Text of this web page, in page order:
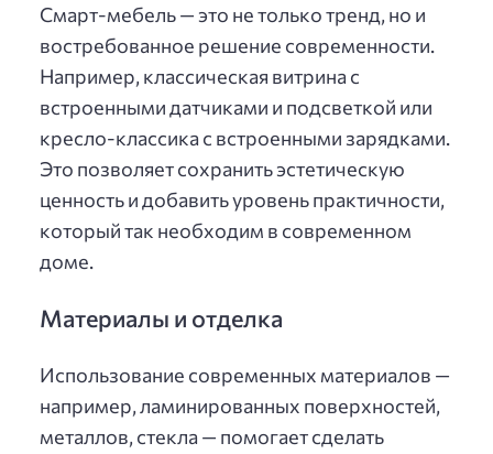
Смарт-мебель — это не только тренд, но и
востребованное решение современности.
Например, классическая витрина с
встроенными датчиками и подсветкой или
кресло-классика с встроенными зарядками.
Это позволяет сохранить эстетическую
ценность и добавить уровень практичности,
который так необходим в современном
доме.
Материалы и отделка
Использование современных материалов —
например, ламинированных поверхностей,
металлов, стекла — помогает сделать